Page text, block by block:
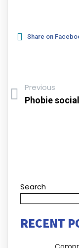
Share on
Previous
Phobie
Search
RECENT